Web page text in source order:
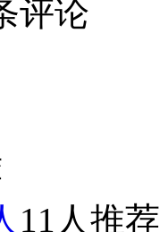
评论
11人推荐